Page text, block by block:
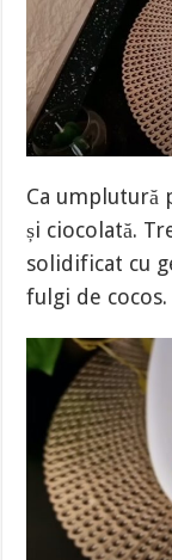
Ca umplutură
și ciocolată.
solidificat cu
fulgi de cocos.